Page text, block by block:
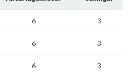
6 3
6 3
6 3